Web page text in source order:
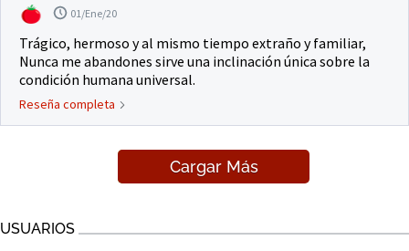
01/Ene/20
Trágico, hermoso y al mismo tiempo extraño y familiar,
Nunca me abandones sirve una inclinación única sobre la
condición humana universal.
Reseña completa
Cargar Más
USUARIOS